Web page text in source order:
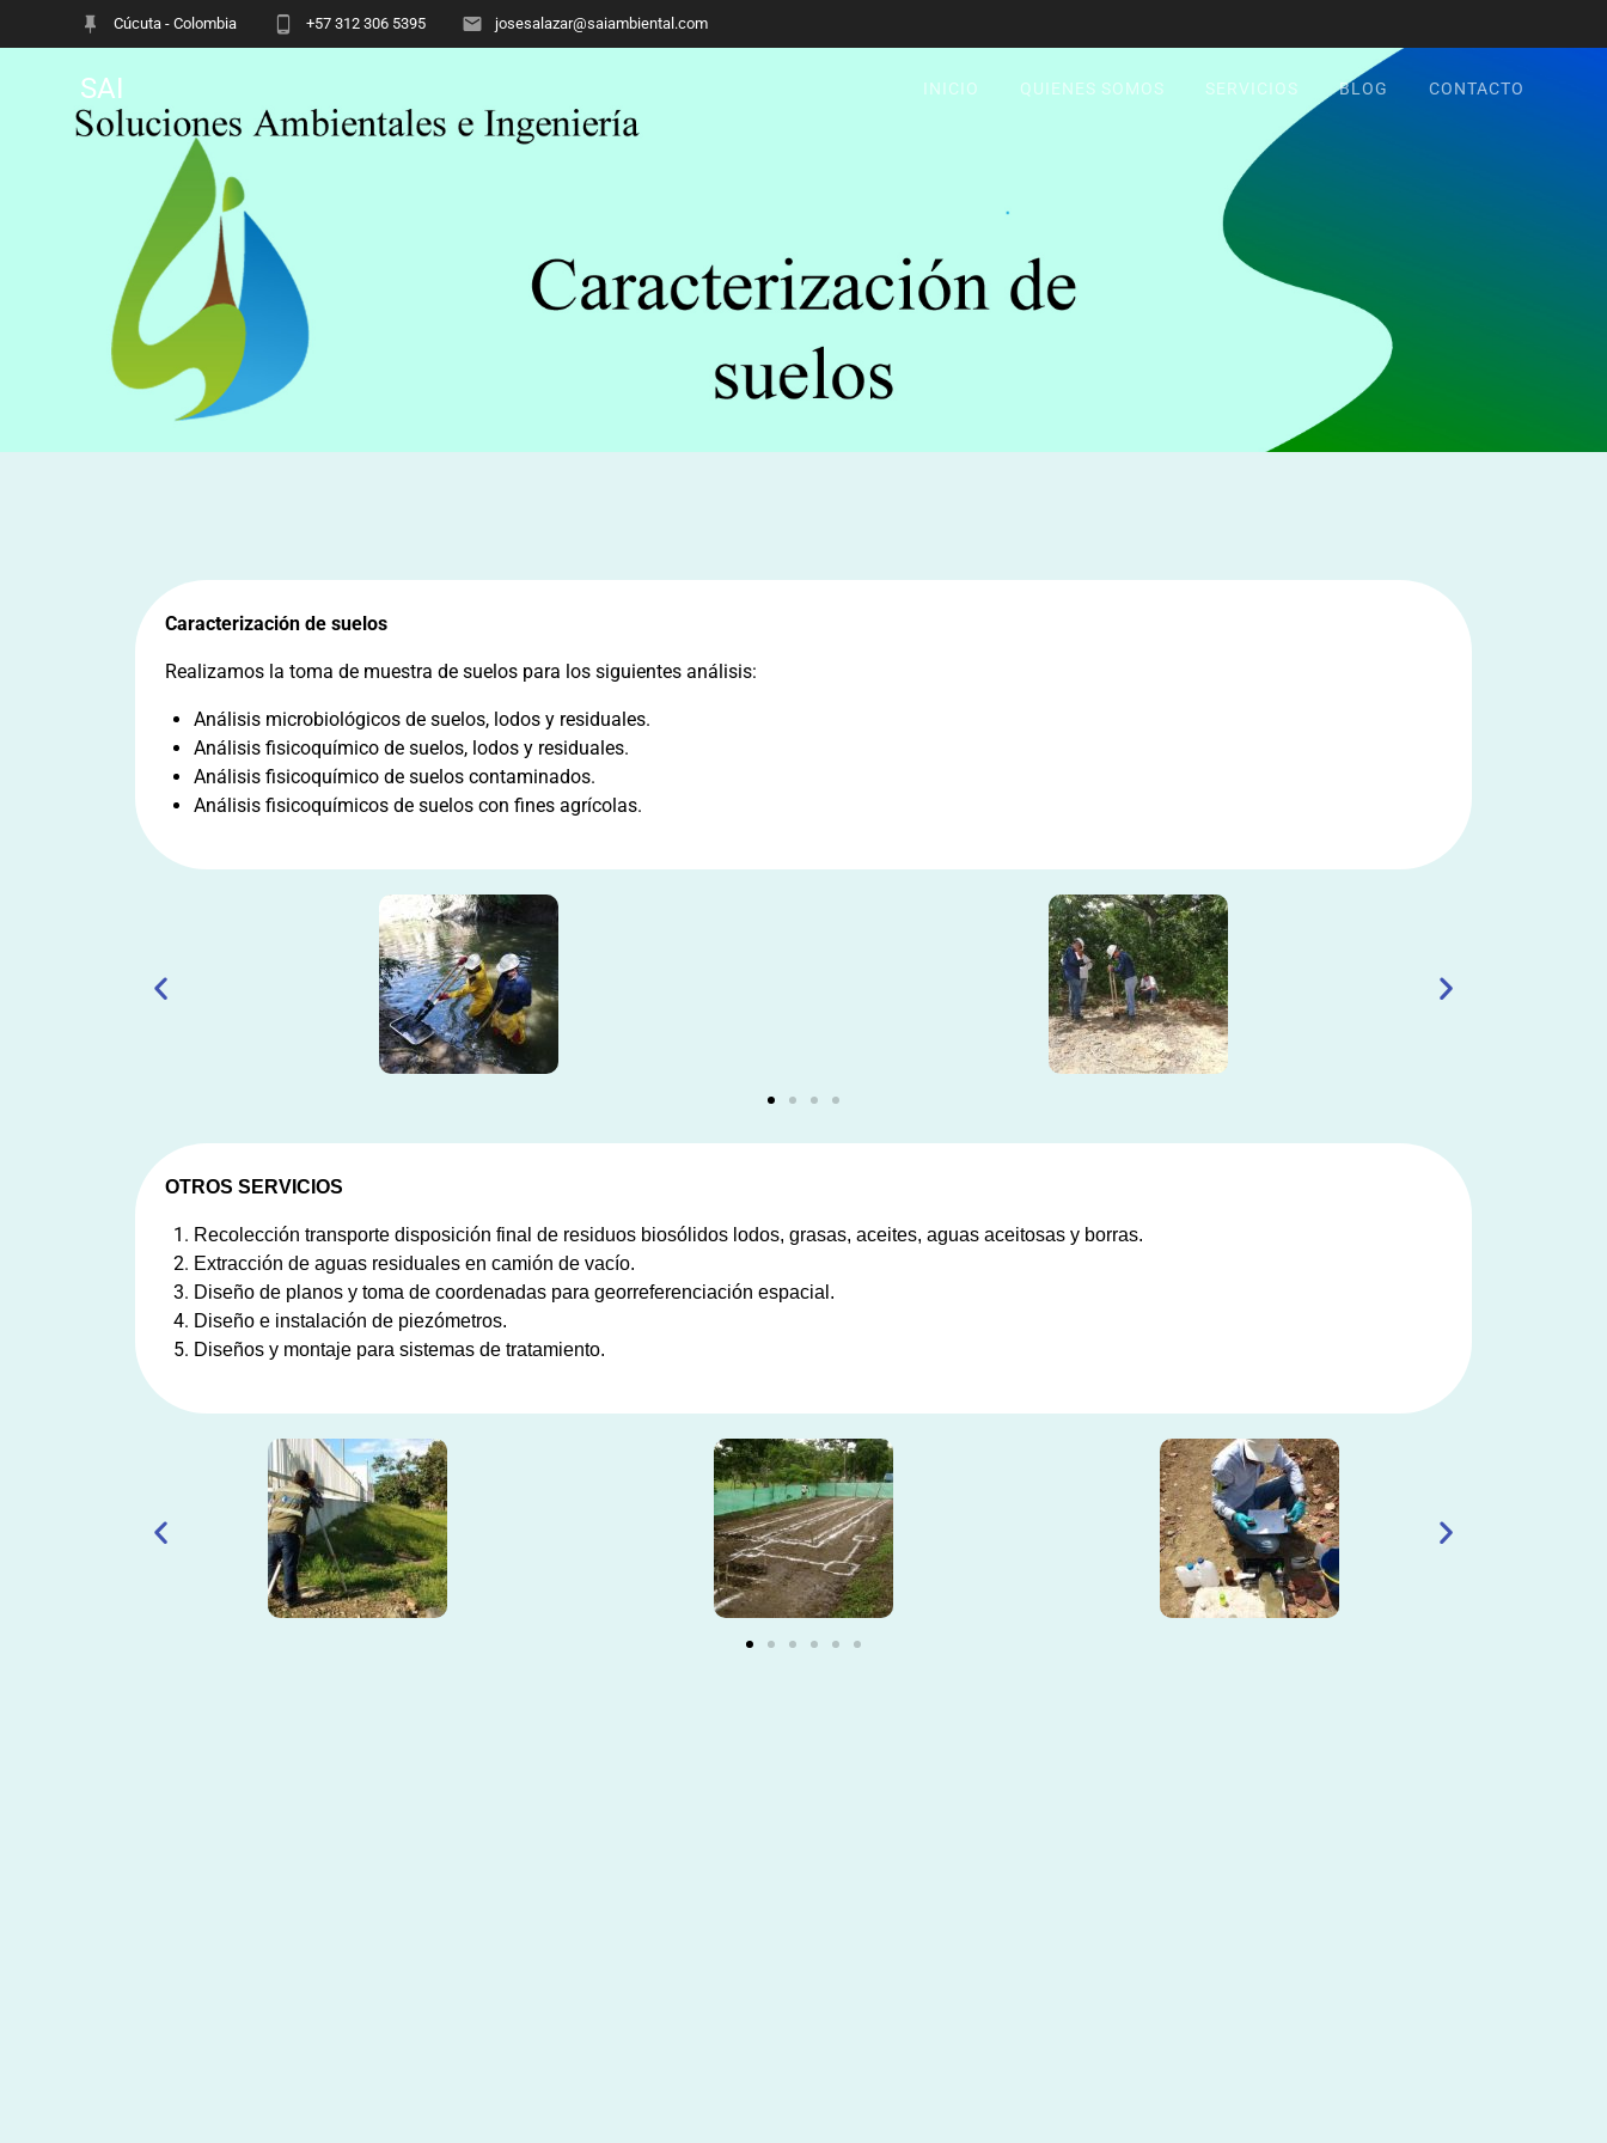
Cúcuta - Colombia +57 312 306 5395 josesalazar@saiambiental.com
SAI INICIO QUIENES SOMOS SERVICIOS BLOG CONTACTO
Caracterización de suelos
Realizamos la toma de muestra de suelos para los siguientes análisis:
Análisis microbiológicos de suelos, lodos y residuales.
Análisis fisicoquímico de suelos, lodos y residuales.
Análisis fisicoquímico de suelos contaminados.
Análisis fisicoquímicos de suelos con fines agrícolas.
OTROS SERVICIOS
Recolección transporte disposición final de residuos biosólidos lodos, grasas, aceites, aguas aceitosas y borras.
Extracción de aguas residuales en camión de vacío.
Diseño de planos y toma de coordenadas para georreferenciación espacial.
Diseño e instalación de piezómetros.
Diseños y montaje para sistemas de tratamiento.